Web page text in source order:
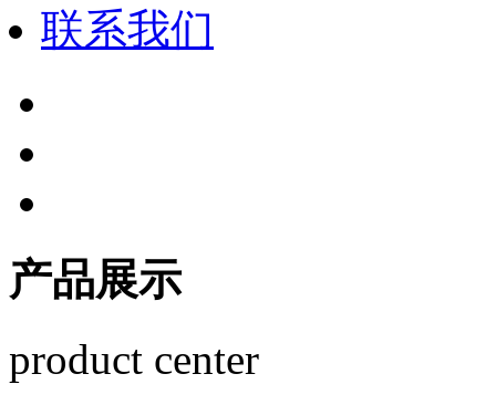
联系我们
产品展示
product center